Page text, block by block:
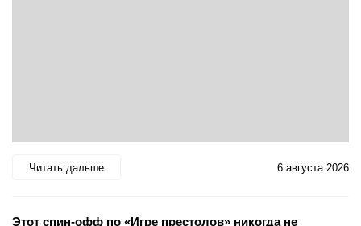
Читать дальше 6 августа 2026
Этот спин-офф по «Игре престолов» никогда не